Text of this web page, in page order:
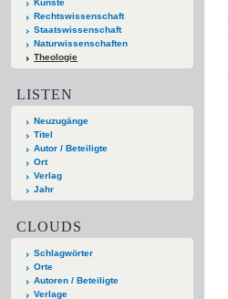
Künste
Rechtswissenschaft
Staatswissenschaft
Naturwissenschaften
Theologie
LISTEN
Neuzugänge
Titel
Autor / Beteiligte
Ort
Verlag
Jahr
CLOUDS
Schlagwörter
Orte
Autoren / Beteiligte
Verlage